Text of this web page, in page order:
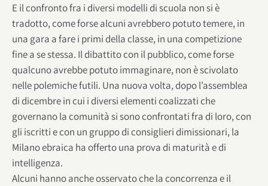
E il confronto fra i diversi modelli di scuola non si è
tradotto, come forse alcuni avrebbero potuto temere, in
una gara a fare i primi della classe, in una competizione
fine a se stessa. Il dibattito con il pubblico, come forse
qualcuno avrebbe potuto immaginare, non è scivolato
nelle polemiche futili. Una nuova volta, dopo l’assemblea
di dicembre in cui i diversi elementi coalizzati che
governano la comunità si sono confrontati fra di loro, con
gli iscritti e con un gruppo di consiglieri dimissionari, la
Milano ebraica ha offerto una prova di maturità e di
intelligenza.
Alcuni hanno anche osservato che la concorrenza e il